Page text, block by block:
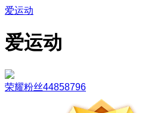
爱运动
爱运动
荣耀粉丝44858796